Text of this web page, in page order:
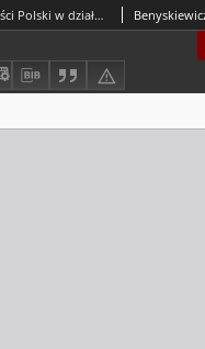
Kwestia niepodległości Polski w działalności posłów polskich w Berlinie (1866-1890)